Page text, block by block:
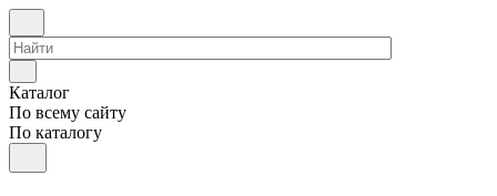
Каталог
По всему сайту
По каталогу